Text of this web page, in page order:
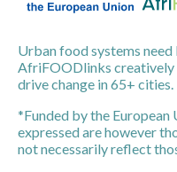
Urban food systems
AfriFOODlinks creatively
drive change in 65+ cities.
*Funded by the European
expressed are however
not necessarily reflect